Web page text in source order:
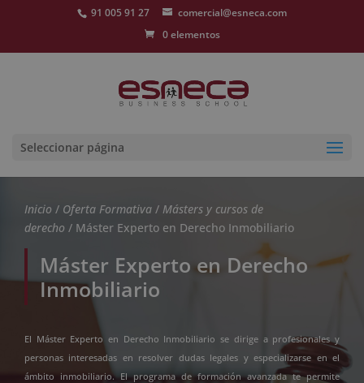
91 005 91 27
comercial@esneca.com
0 elementos
Seleccionar página
Inicio / Oferta Formativa / Másters y cursos de
derecho / Máster Experto en Derecho Inmobiliario
Máster Experto en Derecho
Inmobiliario
El Máster Experto en Derecho Inmobiliario se dirige a profesionales y
personas interesadas en resolver dudas legales y especializarse en el
ámbito inmobiliario. El programa de formación avanzada te permite